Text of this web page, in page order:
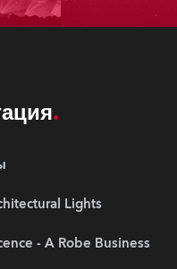
Lights
- A Robe Business